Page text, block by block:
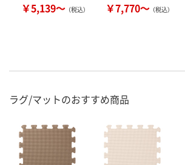
￥5,139～ （税込） ￥7,770～ （税込）
ラグ/マットのおすすめ商品